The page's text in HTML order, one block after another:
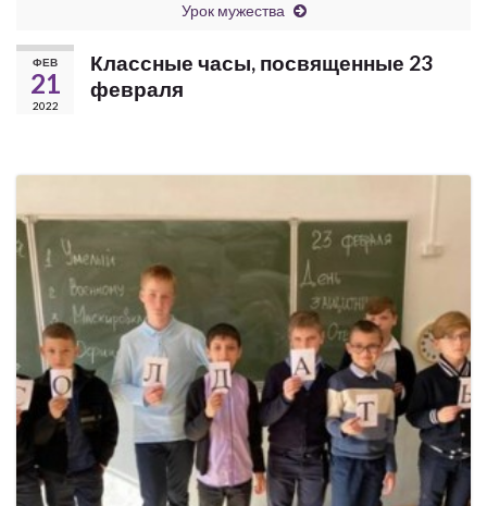
Урок мужества
ФЕВ
21
2022
Классные часы, посвященные 23
февраля